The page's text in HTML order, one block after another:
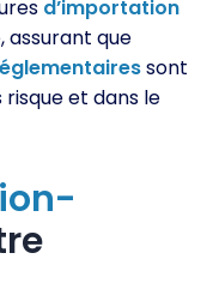
d’importation
assurant que
sont
et dans le